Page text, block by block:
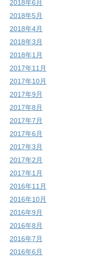
2018年6月
2018年5月
2018年4月
2018年3月
2018年1月
2017年11月
2017年10月
2017年9月
2017年8月
2017年7月
2017年6月
2017年3月
2017年2月
2017年1月
2016年11月
2016年10月
2016年9月
2016年8月
2016年7月
2016年6月